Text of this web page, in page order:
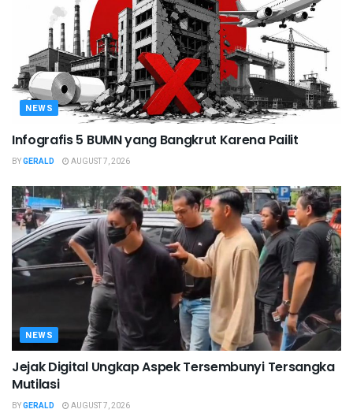
NEWS
Infografis 5 BUMN yang Bangkrut Karena Pailit
BYGERALD AUGUST 7, 2026
NEWS
Jejak Digital Ungkap Aspek Tersembunyi Tersangka
Mutilasi
BYGERALD AUGUST 7, 2026